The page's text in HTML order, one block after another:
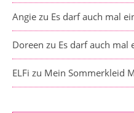
Angie zu Es darf auch mal
Doreen zu Es darf auch mal
ELFi zu Mein Sommerkleid